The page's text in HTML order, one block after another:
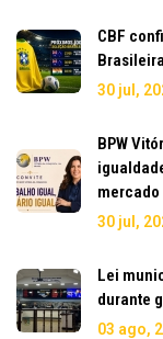
CBF
30 jul,
BPW
30 jul,
Lei
durante
03 ago,